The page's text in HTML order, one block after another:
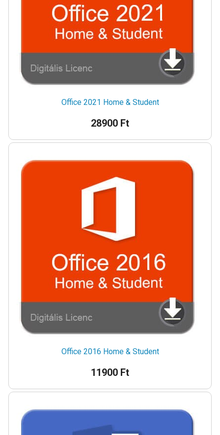
Office 2021 Home & Student
28900 Ft
Office 2016 Home & Student
11900 Ft